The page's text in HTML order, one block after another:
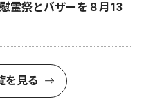
霊祭とバザーを８月13
を見る